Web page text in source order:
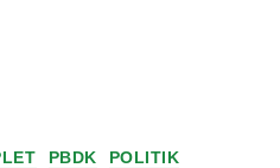
Kategorier
PBDK
POLITIK